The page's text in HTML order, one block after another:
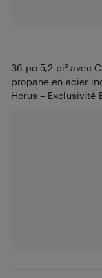
36 po 5,2 pi³ avec
propane en acier
Horus – Exclusivité